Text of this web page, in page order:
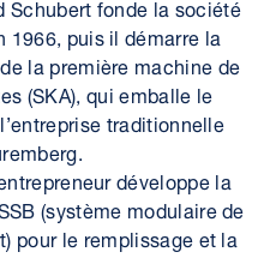
1966, puis il démarre la
la première machine de
(SKA), qui emballe le
traditionnelle
développe la
(système modulaire de
pour le remplissage et la